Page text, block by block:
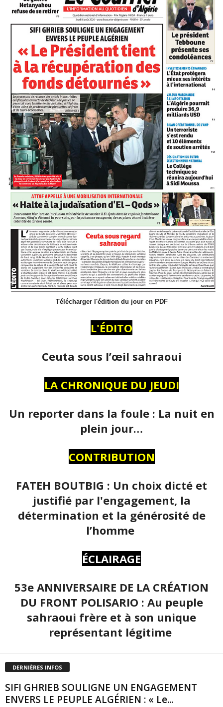
Télécharger l'édition du jour en PDF
L'ÉDITO
Ceuta sous l’œil sahraoui
LA CHRONIQUE DU JEUDI
Un reporter dans la foule : La nuit en
plein jour…
CONTRIBUTION
FATEH BOUTBIG : Un choix dicté et
justifié par l'engagement, la
détermination et la générosité de
l’homme
ÉCLAIRAGE
53e ANNIVERSAIRE DE LA CRÉATION
DU FRONT POLISARIO : Au peuple
sahraoui frère et à son unique
représentant légitime
DERNIÈRES INFOS
SIFI GHRIEB SOULIGNE UN ENGAGEMENT
ENVERS LE PEUPLE ALGÉRIEN : « Le...